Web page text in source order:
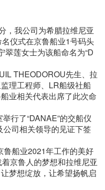
我公司为希腊拉维尼亚
仪式在京鲁船业1号码头
翠莲女士为该船命名为“D
THEODOROU先生、拉
理工程师、LR船级社船
业相关代表出席了此次命
行了“DANAE”的交船仪
司相关领导的见证下签
船业2021年工作的美好
京鲁人的梦想和拉维尼亚
梦想绽放，让希望扬帆启